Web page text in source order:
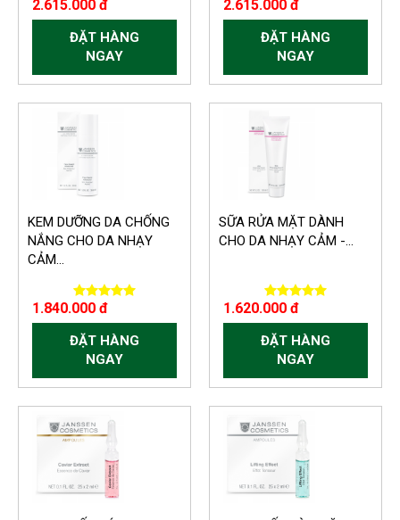
2.615.000 đ
ĐẶT HÀNG
NGAY
2.615.000 đ
ĐẶT HÀNG
NGAY
KEM DƯỠNG DA CHỐNG
NẮNG CHO DA NHẠY
CẢM...
1.840.000 đ
ĐẶT HÀNG
NGAY
SỮA RỬA MẶT DÀNH
CHO DA NHẠY CẢM -...
1.620.000 đ
ĐẶT HÀNG
NGAY